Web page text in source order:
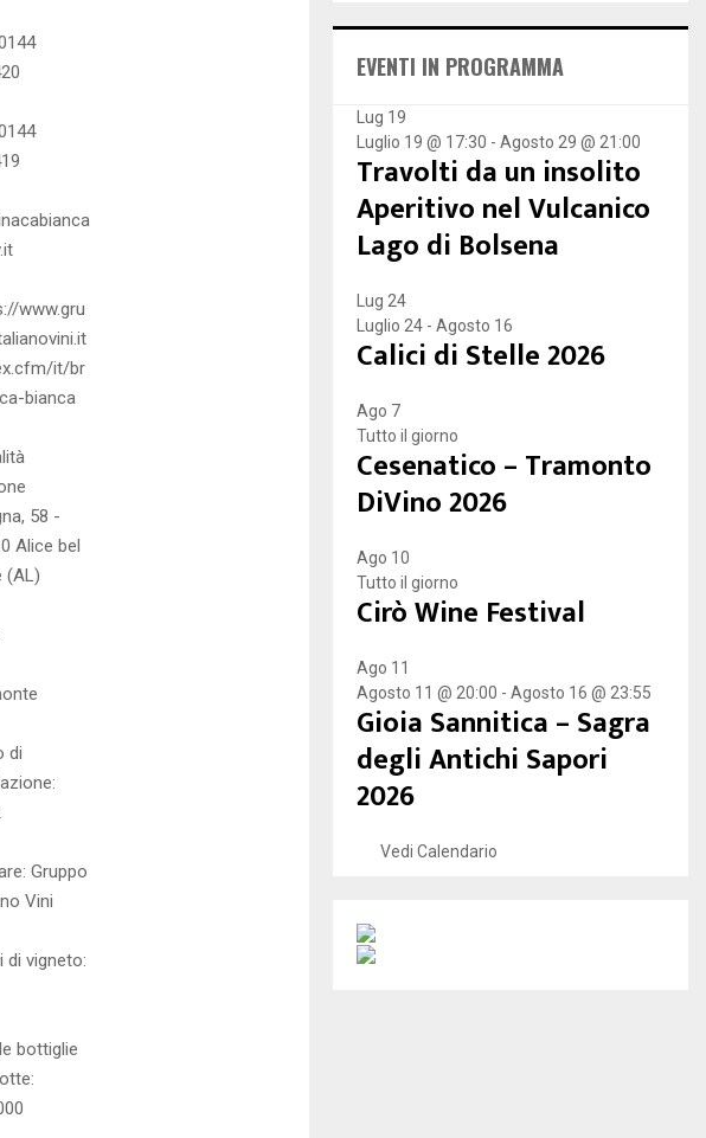
www.gru
it/br
bianca
58 -
Alice bel
(AL)
di
Gruppo
Vini
di vigneto:
bottiglie
o
C
EVENTI IN PROGRAMMA
Lug 19
Luglio 19 @ 17:30 - Agosto 29 @ 21:00
Travolti da un insolito
Aperitivo nel Vulcanico
Lago di Bolsena
Lug 24
Luglio 24 - Agosto 16
Calici di Stelle 2026
Ago 7
Tutto il giorno
Cesenatico – Tramonto
DiVino 2026
Ago 10
Tutto il giorno
Cirò Wine Festival
Ago 11
Agosto 11 @ 20:00 - Agosto 16 @ 23:55
Gioia Sannitica – Sagra
degli Antichi Sapori
2026
Vedi Calendario